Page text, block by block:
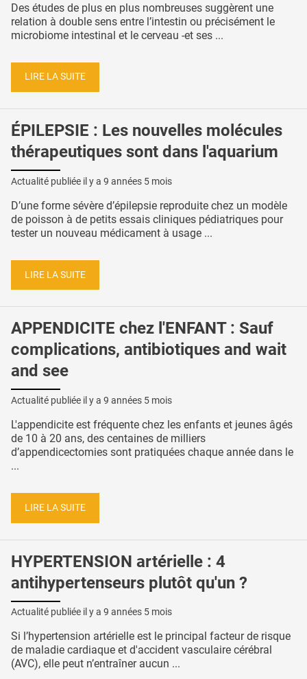
Des études de plus en plus nombreuses suggèrent une
relation à double sens entre l’intestin ou précisément le
microbiome intestinal et le cerveau -et ses ...
LIRE LA SUITE
ÉPILEPSIE : Les nouvelles molécules
thérapeutiques sont dans l'aquarium
Actualité publiée il y a 9 années 5 mois
D’une forme sévère d’épilepsie reproduite chez un modèle
de poisson à de petits essais cliniques pédiatriques pour
tester un nouveau médicament à usage ...
LIRE LA SUITE
APPENDICITE chez l'ENFANT : Sauf
complications, antibiotiques and wait
and see
Actualité publiée il y a 9 années 5 mois
L'appendicite est fréquente chez les enfants et jeunes âgés
de 10 à 20 ans, des centaines de milliers
d’appendicectomies sont pratiquées chaque année dans le
...
LIRE LA SUITE
HYPERTENSION artérielle : 4
antihypertenseurs plutôt qu'un ?
Actualité publiée il y a 9 années 5 mois
Si l’hypertension artérielle est le principal facteur de risque
de maladie cardiaque et d'accident vasculaire cérébral
(AVC), elle peut n’entraîner aucun ...